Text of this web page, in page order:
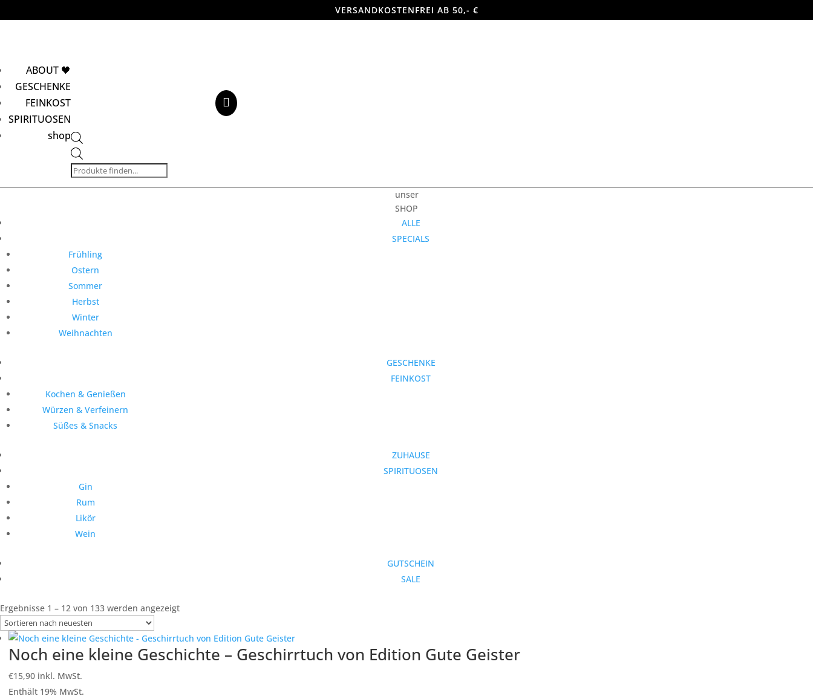
VERSANDKOSTENFREI AB 50,- €
ABOUT 🖤
GESCHENKE
FEINKOST
SPIRITUOSEN
shop
search

unser
SHOP
ALLE
SPECIALS
Frühling
Ostern
Sommer
Herbst
Winter
Weihnachten
GESCHENKE
FEINKOST
Kochen & Genießen
Würzen & Verfeinern
Süßes & Snacks
ZUHAUSE
SPIRITUOSEN
Gin
Rum
Likör
Wein
GUTSCHEIN
SALE
Ergebnisse 1 – 12 von 133 werden angezeigtNach
sortiert
Noch eine kleine Geschichte – Geschirrtuch von Edition Gute Geister
€15,90 inkl. MwSt.
Enthält 19% MwSt.